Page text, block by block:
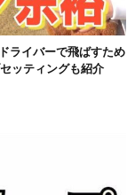
ライバーで飛ばすため
ッティングも紹介